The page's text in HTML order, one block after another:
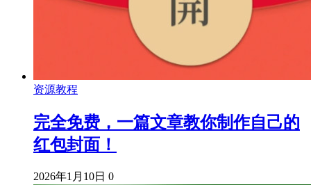
资源教程
完全免费，一篇文章教你制作自己的
红包封面！
2026年1月10日 0